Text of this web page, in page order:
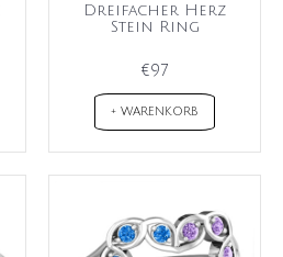
Dreifacher Herz
Stein Ring
€97
+ WARENKORB